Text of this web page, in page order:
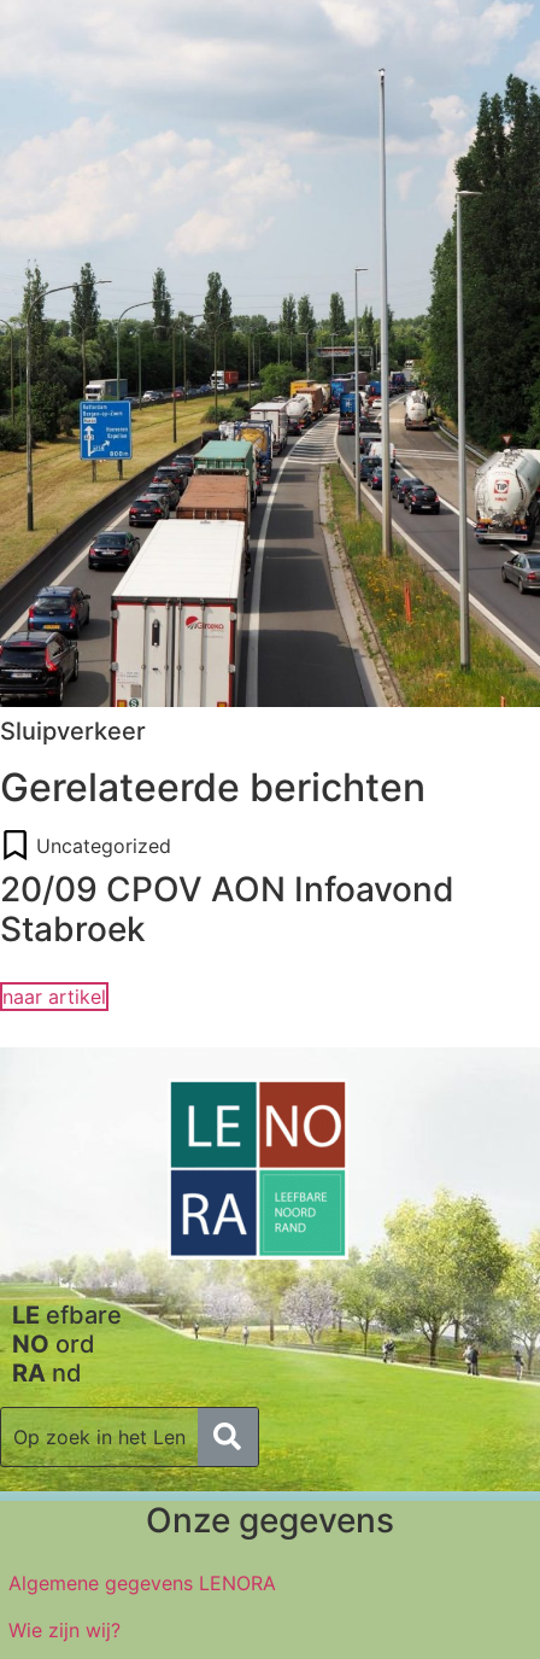
Sluipverkeer
Gerelateerde berichten
Uncategorized
20/09 CPOV AON Infoavond
Stabroek
naar artikel
LEefbare
NOord
RAnd
Onze gegevens
Algemene gegevens LENORA
Wie zijn wij?